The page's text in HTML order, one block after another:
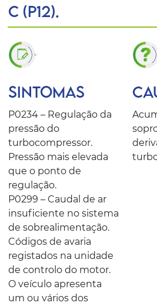
C (P12).
SINTOMAS
P0234 – Regulação da
pressão do
turbocompressor.
Pressão mais elevada
que o ponto de
regulação.
P0299 – Caudal de ar
insuficiente no sistema
de sobrealimentação.
Códigos de avaria
registados na unidade
de controlo do motor.
O veículo apresenta
um ou vários dos